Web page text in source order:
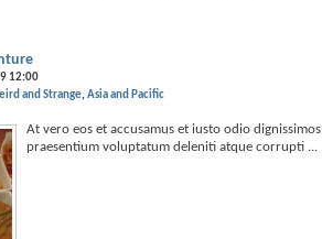
12:00
and Strange Asia and Pacific
At vero eos et accusamus et iusto odio
praesentium voluptatum deleniti atque corrupti ...